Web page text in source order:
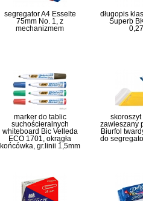
segregator A4 Esselte
75mm No. 1, z
mechanizmem
długopis
Superb
marker do tablic
suchościeralnych
whiteboard Bic Velleda
ECO 1701, okrągła
końcówka, gr.linii 1,5mm
zawieszany
Biurfol
do